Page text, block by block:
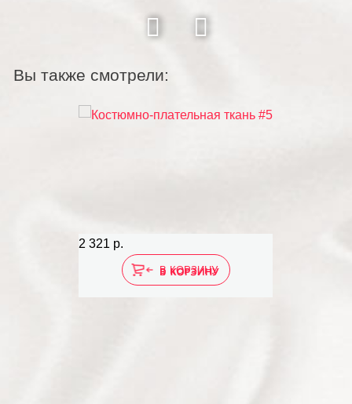
Вы также смотрели:
2 321 р.
В КОРЗИНУ